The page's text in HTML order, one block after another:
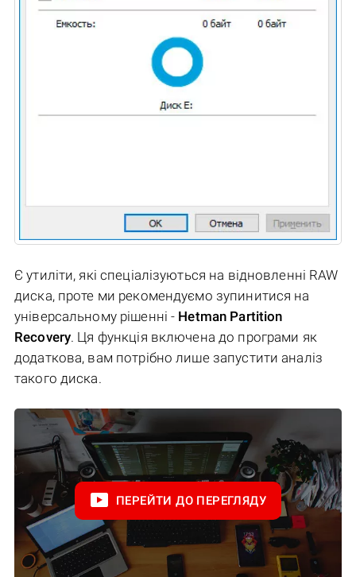
Є утиліти, які спеціалізуються на відновленні RAW
диска, проте ми рекомендуємо зупинитися на
універсальному рішенні - Hetman Partition
Recovery. Ця функція включена до програми як
додаткова, вам потрібно лише запустити аналіз
такого диска.
ПЕРЕЙТИ ДО ПЕРЕГЛЯДУ